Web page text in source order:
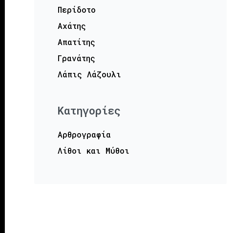
Περίδοτο
Αχάτης
Απατίτης
Γρανάτης
Λάπις Λάζουλι
Kατηγορίες
Αρθρογραφία
Λίθοι και Μύθοι